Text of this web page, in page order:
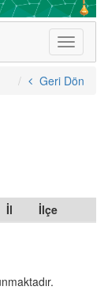
Menüler
Geri Dön
İl İlçe